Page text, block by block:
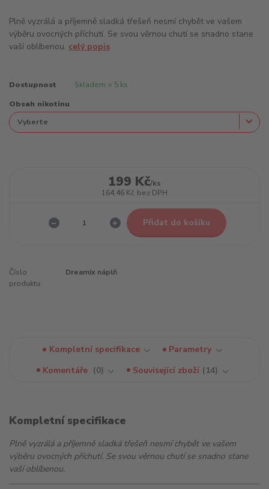
Plně vyzrálá a příjemně sladká třešeň nesmí chybět ve vašem
výběru ovocných příchutí. Se svou věrnou chutí se snadno stane
vaší oblíbenou. celý popis
Dostupnost Skladem > 5 ks
Obsah nikotinu
199 Kč/ks
164,46 Kč bez DPH
Přidat do košíku
Číslo
produktu:
Dreamix náplň
Kompletní specifikace
Parametry
Komentáře
0 Související zboží 14
Kompletní specifikace
Plně vyzrálá a příjemně sladká třešeň nesmí chybět ve vašem
výběru ovocných příchutí. Se svou věrnou chutí se snadno stane
vaší oblíbenou.